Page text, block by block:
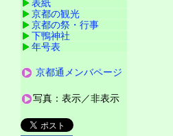
表紙
京都の観光
京都の祭・行事
下鴨神社
年号表
京都通メンバページ
写真：表示／非表示